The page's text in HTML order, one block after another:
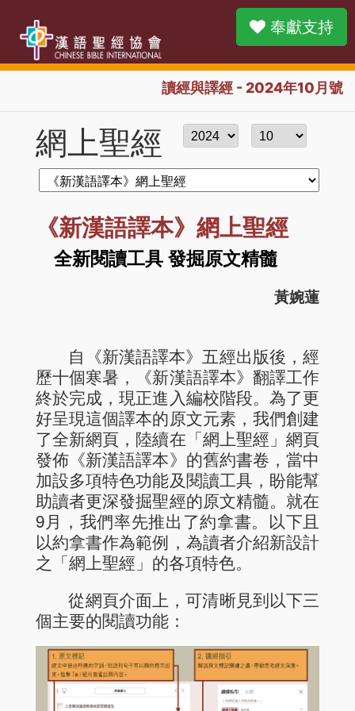
奉獻支持
讀經與譯經 - 2024年10月號
網上聖經
《新漢語譯本》網上聖經
全新閱讀工具 發掘原文精髓
黃婉蓮
自《新漢語譯本》五經出版後，經
歷十個寒暑，《新漢語譯本》翻譯工作
終於完成，現正進入編校階段。為了更
好呈現這個譯本的原文元素，我們創建
了全新網頁，陸續在「網上聖經」網頁
發佈《新漢語譯本》的舊約書卷，當中
加設多項特色功能及閱讀工具，盼能幫
助讀者更深發掘聖經的原文精髓。就在
9月，我們率先推出了約拿書。以下且
以約拿書作為範例，為讀者介紹新設計
之「網上聖經」的各項特色。
從網頁介面上，可清晰見到以下三
個主要的閱讀功能：